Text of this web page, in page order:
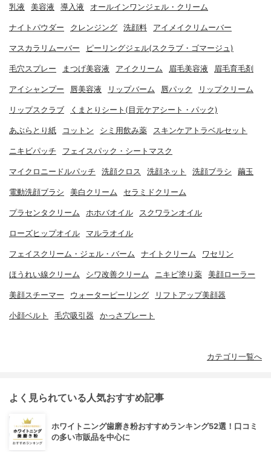
乳液 美容液 導入液 オールインワンジェル・クリーム
ナイトパウダー クレンジング 洗顔料 アイメイクリムーバー
マスカラリムーバー ピーリングジェル(スクラブ・ゴマージュ)
毛穴スプレー まつげ美容液 アイクリーム 眉毛美容液 眉毛育毛剤
アイシャンプー 唇美容液 リップバーム 唇パック リップクリーム
リップスクラブ くまとりシート(目元ケアシート・パック)
あぶらとり紙 コットン シミ用飲み薬 スキンケアトラベルセット
ニキビパッチ フェイスパック・シートマスク
マイクロニードルパッチ 洗顔クロス 洗顔ネット 洗顔ブラシ 繭玉
電動洗顔ブラシ 美白クリーム セラミドクリーム
プラセンタクリーム ホホバオイル スクワランオイル
ローズヒップオイル マルラオイル
フェイスクリーム・ジェル・バーム ナイトクリーム ワセリン
ほうれい線クリーム シワ改善クリーム ニキビ塗り薬 美顔ローラー
美顔スチーマー ウォーターピーリング リフトアップ美顔器
小顔ベルト 毛穴吸引器 かっさプレート
カテゴリ一覧へ
よく見られている人気おすすめ記事
ホワイトニング歯磨き粉おすすめランキング52選！口コミ
の多い市販品を中心に